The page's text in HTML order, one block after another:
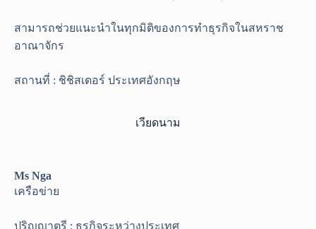
สามารถช่วยแนะนำในทุกมิติของการทำธุรกิจในสหราช
อาณาจักร
สถานที่ : ชิชิสเตอร์ ประเทศอังกฤษ
เวียดนาม
Ms Nga
เครือข่าย
ปริญญาตรี : ธุรกิจระหว่างประเทศ